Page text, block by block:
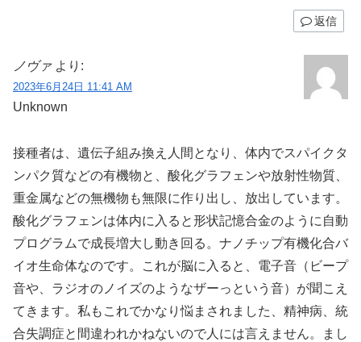
返信
ノヴァ より:
2023年6月24日 11:41 AM
Unknown
接種者は、遺伝子組み換え人間となり、体内でスパイクタ
ンパク質などの有機物と、酸化グラフェンや放射性物質、
重金属などの無機物も無限に作り出し、放出しています。
酸化グラフェンは体内に入ると形状記憶合金のように自動
プログラムで成長増大し動き回る。ナノチップ有機化合バ
イオ生命体なのです。これが脳に入ると、電子音（ビープ
音や、ラジオのノイズのようなザーっという音）が聞こえ
てきます。私もこれでかなり悩まされました、精神病、統
合失調症と間違われかねないので人には言えません。まし